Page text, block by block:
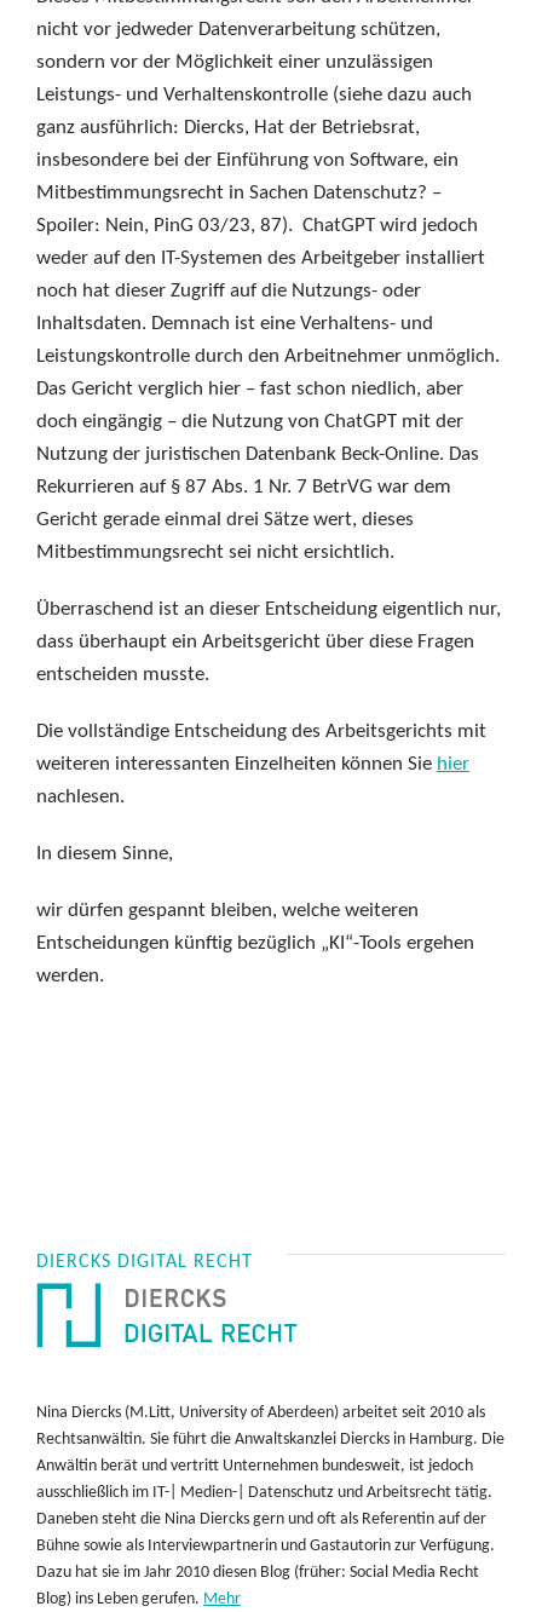
nicht vor jedweder Datenverarbeitung schützen,
sondern vor der Möglichkeit einer unzulässigen
Leistungs- und Verhaltenskontrolle (siehe dazu auch
ganz ausführlich: Diercks, Hat der Betriebsrat,
insbesondere bei der Einführung von Software, ein
Mitbestimmungsrecht in Sachen Datenschutz? –
Spoiler: Nein, PinG 03/23, 87). ChatGPT wird jedoch
weder auf den IT-Systemen des Arbeitgeber installiert
noch hat dieser Zugriff auf die Nutzungs- oder
Inhaltsdaten. Demnach ist eine Verhaltens- und
Leistungskontrolle durch den Arbeitnehmer unmöglich.
Das Gericht verglich hier – fast schon niedlich, aber
doch eingängig – die Nutzung von ChatGPT mit der
Nutzung der juristischen Datenbank Beck-Online. Das
Rekurrieren auf § 87 Abs. 1 Nr. 7 BetrVG war dem
Gericht gerade einmal drei Sätze wert, dieses
Mitbestimmungsrecht sei nicht ersichtlich.
Überraschend ist an dieser Entscheidung eigentlich nur,
dass überhaupt ein Arbeitsgericht über diese Fragen
entscheiden musste.
Die vollständige Entscheidung des Arbeitsgerichts mit
weiteren interessanten Einzelheiten können Sie hier
nachlesen.
In diesem Sinne,
wir dürfen gespannt bleiben, welche weiteren
Entscheidungen künftig bezüglich „KI“-Tools ergehen
werden.
DIERCKS DIGITAL RECHT
Nina Diercks (M.Litt, University of Aberdeen) arbeitet seit 2010 als
Rechtsanwältin. Sie führt die Anwaltskanzlei Diercks in Hamburg. Die
Anwältin berät und vertritt Unternehmen bundesweit, ist jedoch
ausschließlich im IT-| Medien-| Datenschutz und Arbeitsrecht tätig.
Daneben steht die Nina Diercks gern und oft als Referentin auf der
Bühne sowie als Interviewpartnerin und Gastautorin zur Verfügung.
Dazu hat sie im Jahr 2010 diesen Blog (früher: Social Media Recht
Blog) ins Leben gerufen. Mehr